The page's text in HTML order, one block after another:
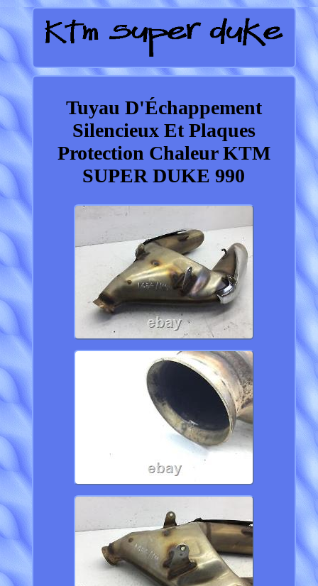
Tuyau D'Échappement
Silencieux Et Plaques
Protection Chaleur KTM
SUPER DUKE 990